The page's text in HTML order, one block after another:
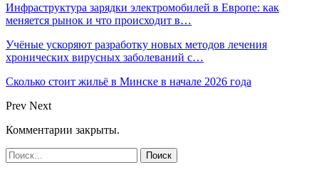
Инфраструктура зарядки электромобилей в Европе: как
меняется рынок и что происходит в…
Учёные ускоряют разработку новых методов лечения
хронических вирусных заболеваний с…
Сколько стоит жильё в Минске в начале 2026 года
Prev Next
Комментарии закрыты.